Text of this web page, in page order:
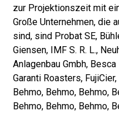
zur Projektionszeit mit
Große Unternehmen, die
sind, sind Probat SE,
Giensen, IMF S. R. L.,
Anlagenbau Gmbh,
Garanti Roasters,
Behmo, Behmo, Behmo,
Behmo, Behmo, Behmo,